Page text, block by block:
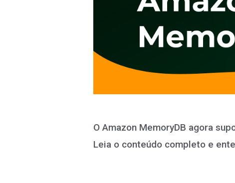
O Amazon MemoryDB agora
Leia o conteúdo completo e